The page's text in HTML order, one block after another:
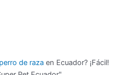
de raza en Ecuador? ¡Fácil!